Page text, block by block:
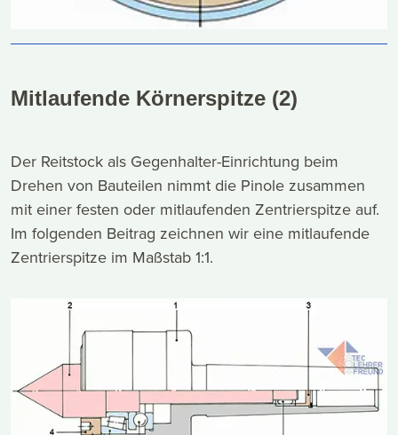
Mitlaufende Körnerspitze (2)
Der Reitstock als Gegenhalter-Einrichtung beim
Drehen von Bauteilen nimmt die Pinole zusammen
mit einer festen oder mitlaufenden Zentrierspitze auf.
Im folgenden Beitrag zeichnen wir eine mitlaufende
Zentrierspitze im Maßstab 1:1.